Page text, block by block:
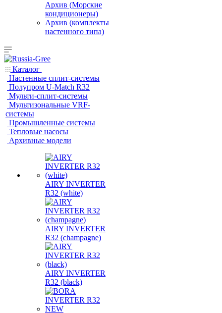
Архив (Морские
кондиционеры)
Архив (комплекты
настенного типа)
Каталог
Настенные сплит-системы
Полупром U-Match R32
Мульти-сплит-системы
Мультизональные VRF-
системы
Промышленные системы
Тепловые насосы
Архивные модели
AIRY INVERTER
R32 (white)
AIRY INVERTER
R32 (champagne)
AIRY INVERTER
R32 (black)